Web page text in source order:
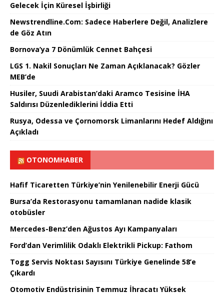
Gelecek İçin Küresel İşbirliği
Newstrendline.Com: Sadece Haberlere Değil, Analizlere
de Göz Atın
Bornova’ya 7 Dönümlük Cennet Bahçesi
LGS 1. Nakil Sonuçları Ne Zaman Açıklanacak? Gözler
MEB’de
Husiler, Suudi Arabistan’daki Aramco Tesisine İHA
Saldırısı Düzenlediklerini İddia Etti
Rusya, Odessa ve Çornomorsk Limanlarını Hedef Aldığını
Açıkladı
OTONOMHABER
Hafif Ticaretten Türkiye’nin Yenilenebilir Enerji Gücü
Bursa’da Restorasyonu tamamlanan nadide klasik
otobüsler
Mercedes-Benz’den Ağustos Ayı Kampanyaları
Ford’dan Verimlilik Odaklı Elektrikli Pickup: Fathom
Togg Servis Noktası Sayısını Türkiye Genelinde 58’e
Çıkardı
Otomotiv Endüstrisinin Temmuz İhracatı Yüksek